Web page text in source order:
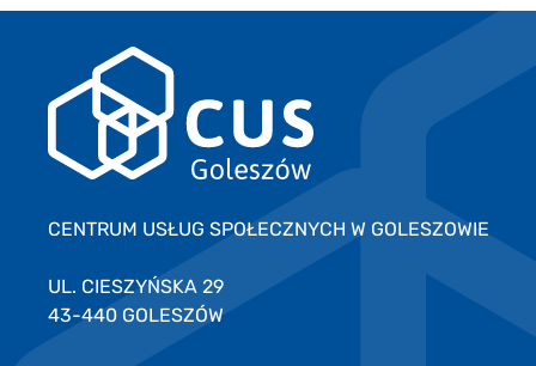
CENTRUM USŁUG SPOŁECZNYCH W GOLESZOWIE
UL. CIESZYŃSKA 29
43-440 GOLESZÓW